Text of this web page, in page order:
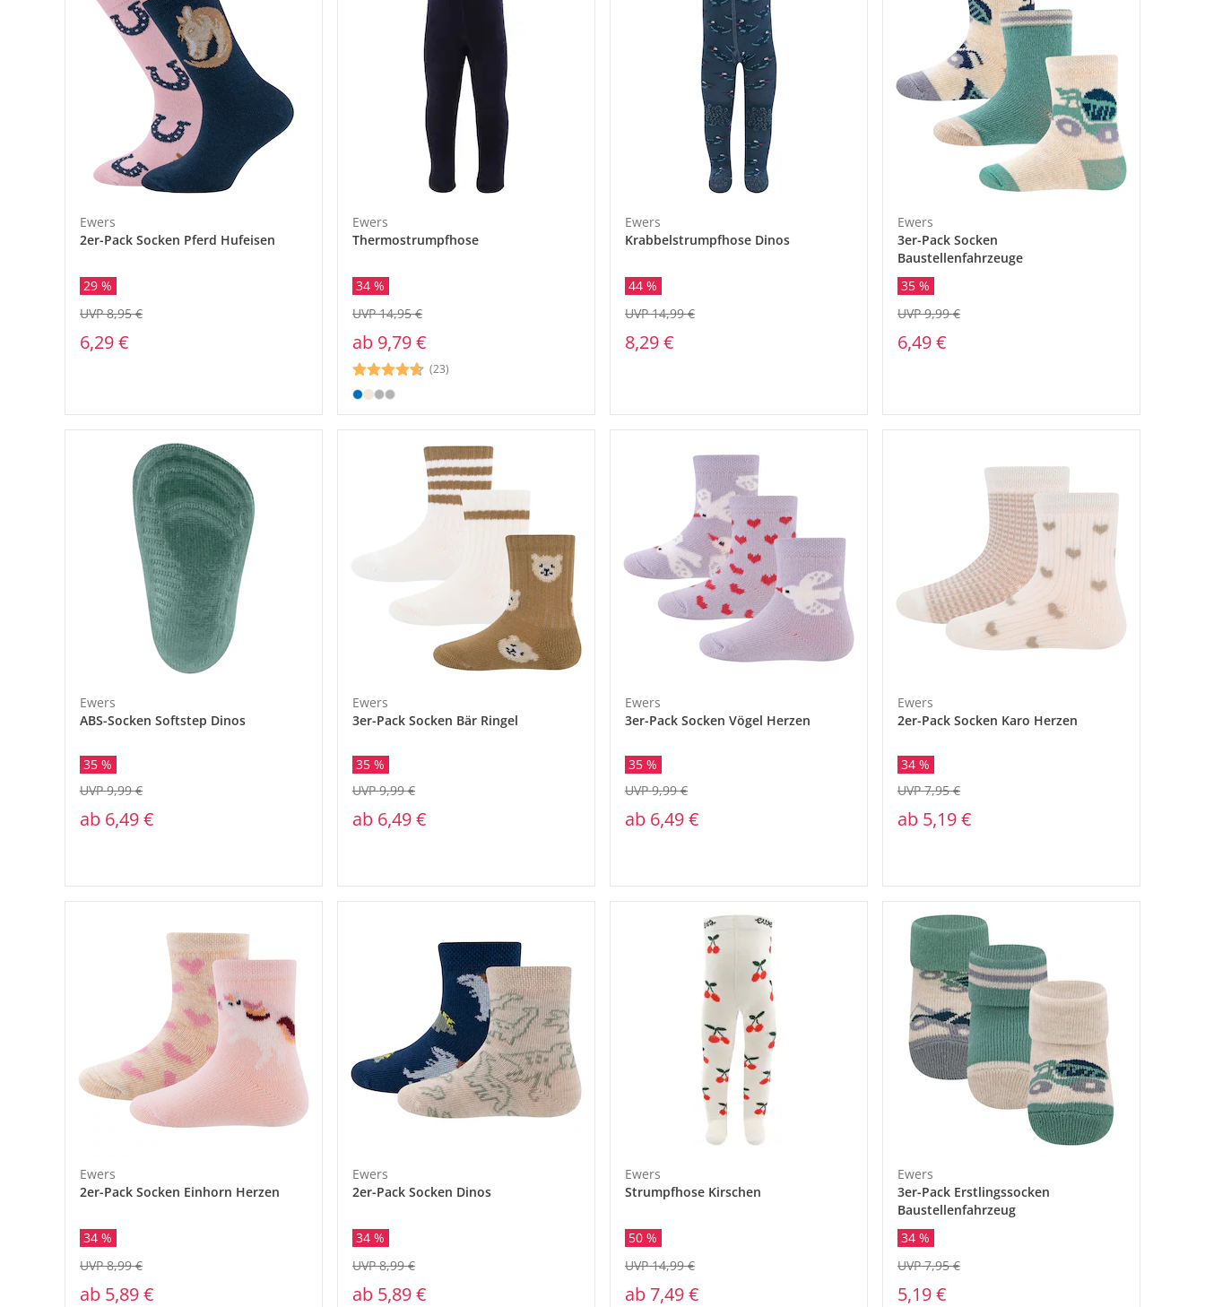
Ewers
2er-Pack Socken Pferd Hufeisen
29 %
6,29 €
UVP 8,95 €
Ewers
Thermostrumpfhose
34 %
ab 9,79 €
UVP 14,95 €
(23)
Ewers
Krabbelstrumpfhose Dinos
44 %
8,29 €
UVP 14,99 €
Ewers
3er-Pack Socken
Baustellenfahrzeuge
35 %
6,49 €
UVP 9,99 €
Ewers
ABS-Socken Softstep Dinos
35 %
ab 6,49 €
UVP 9,99 €
Ewers
3er-Pack Socken Bär Ringel
35 %
ab 6,49 €
UVP 9,99 €
Ewers
3er-Pack Socken Vögel Herzen
35 %
ab 6,49 €
UVP 9,99 €
Ewers
2er-Pack Socken Karo Herzen
34 %
ab 5,19 €
UVP 7,95 €
Ewers
2er-Pack Socken Einhorn Herzen
34 %
ab 5,89 €
UVP 8,99 €
Ewers
2er-Pack Socken Dinos
34 %
ab 5,89 €
UVP 8,99 €
Ewers
Strumpfhose Kirschen
50 %
ab 7,49 €
UVP 14,99 €
Ewers
3er-Pack Erstlingssocken
Baustellenfahrzeug
34 %
5,19 €
UVP 7,95 €